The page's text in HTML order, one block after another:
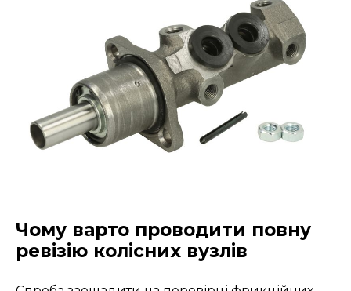
Чому варто проводити повну
ревізію колісних вузлів